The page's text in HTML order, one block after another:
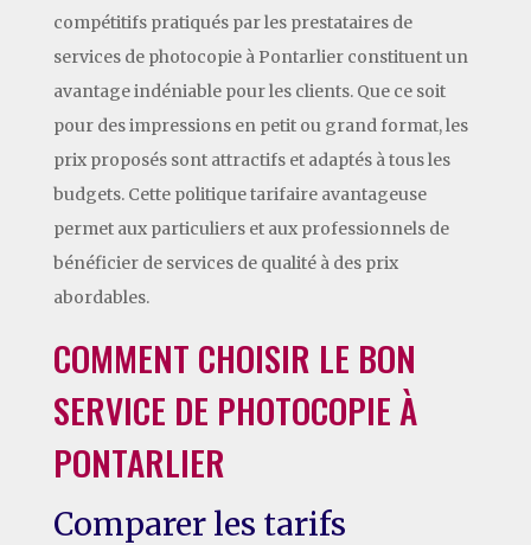
compétitifs pratiqués par les prestataires de
services de photocopie à Pontarlier constituent un
avantage indéniable pour les clients. Que ce soit
pour des impressions en petit ou grand format, les
prix proposés sont attractifs et adaptés à tous les
budgets. Cette politique tarifaire avantageuse
permet aux particuliers et aux professionnels de
bénéficier de services de qualité à des prix
abordables.
COMMENT CHOISIR LE BON
SERVICE DE PHOTOCOPIE À
PONTARLIER
Comparer les tarifs